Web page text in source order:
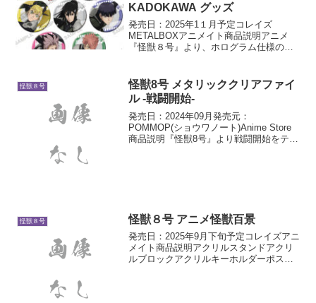
KADOKAWA グッズ
発売日：2025年1１月予定コレイズ
METALBOXアニメイト商品説明アニメ
『怪獣８号』より、ホログラム仕様のキ
ホログラム仕様のキラキラした缶バッジ
の登場です。BOX/...
怪獣８号
怪獣8号 メタリッククリアファイ
ル -戦闘開始-
発売日：2024年09月発売元：
POMMOP(ショウワノート)Anime Store
商品説明『怪獣8号』より戦闘開始をテー
怪獣８号 怪獣８号 アニメ怪獣百景
発売日：2025年9月下旬予定コレイズアニ
メイト商品説明アクリルスタンドアクリ
ルブロックアクリルキーホルダーポスト